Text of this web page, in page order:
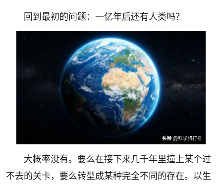
回到最初的问题：一亿年后还有人类吗？
大概率没有。要么在接下来几千年里撞上某个过
不去的关卡，要么转型成某种完全不同的存在。以生